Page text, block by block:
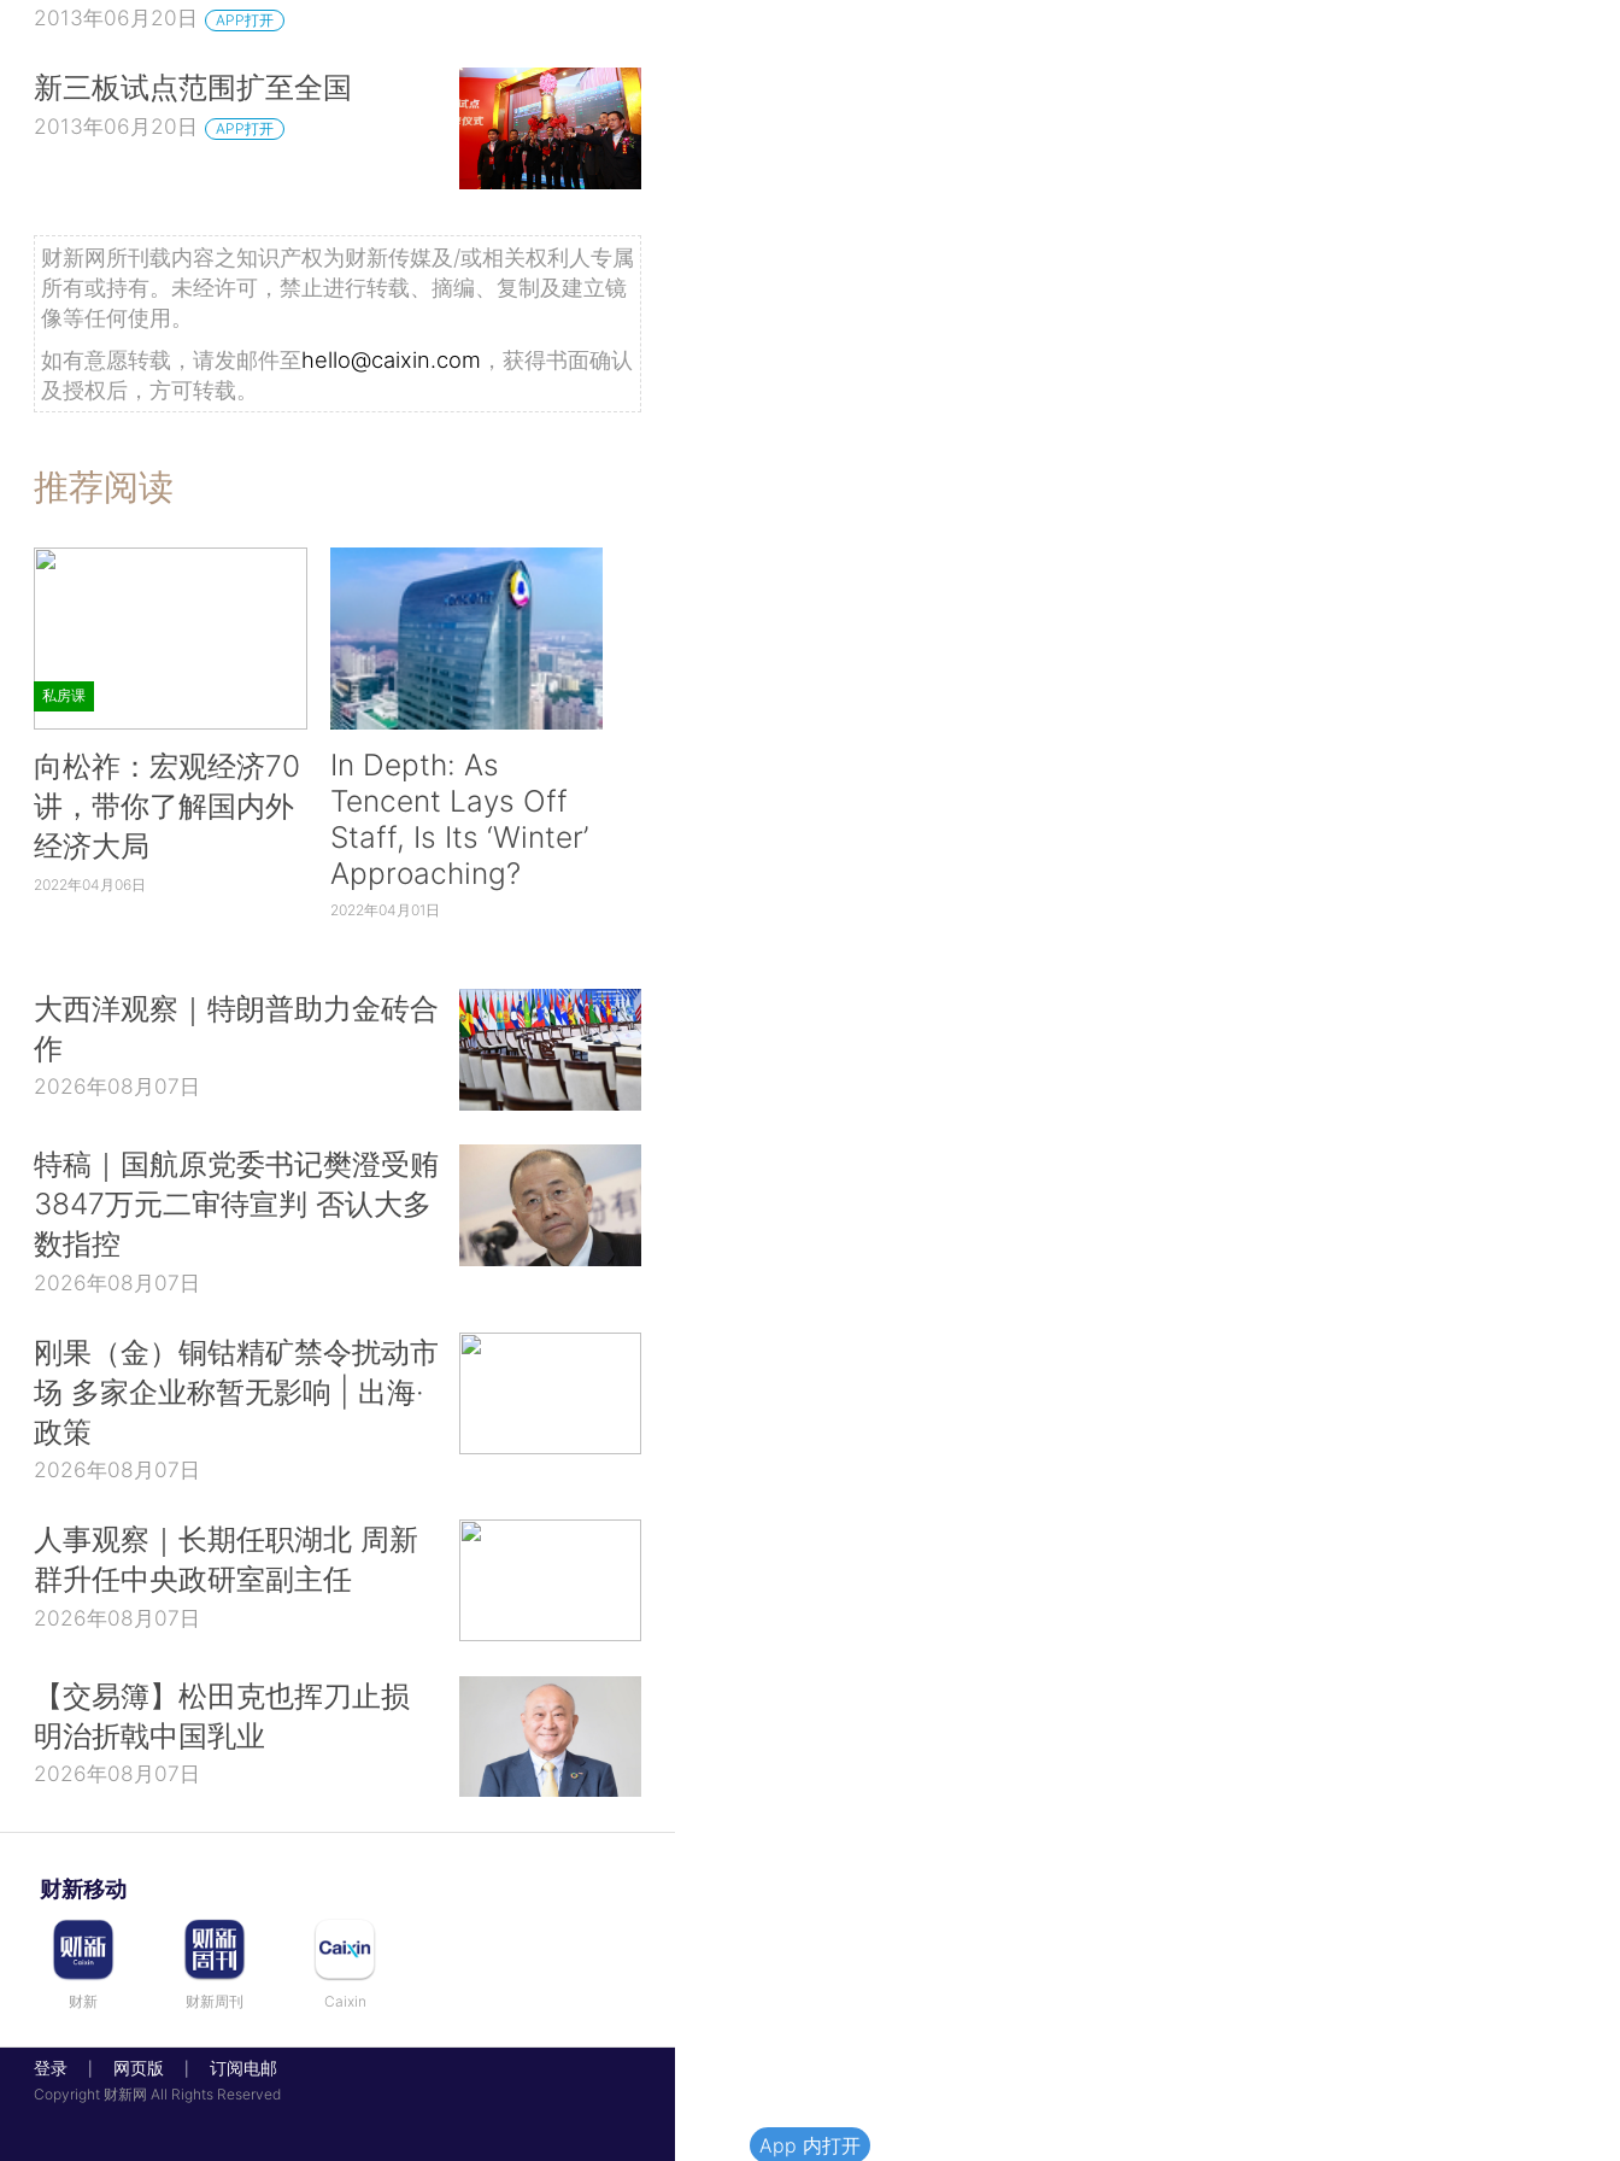
2013年06月20日 APP打开
新三板试点范围扩至全国
2013年06月20日 APP打开
财新网所刊载内容之知识产权为财新传媒及/或相关权利人专属
所有或持有。未经许可，禁止进行转载、摘编、复制及建立镜
像等任何使用。
如有意愿转载，请发邮件至hello@caixin.com ，获得书面确认
及授权后，方可转载。
推荐阅读
私房课
向松祚：宏观经济70
讲，带你了解国内外
经济大局
2022年04月06日
In Depth: As
Tencent Lays Off
Staff, Is Its ‘Winter’
Approaching?
2022年04月01日
大西洋观察｜特朗普助力金砖合
作
2026年08月07日
特稿｜国航原党委书记樊澄受贿
3847万元二审待宣判 否认大多
数指控
2026年08月07日
刚果（金）铜钴精矿禁令扰动市
场 多家企业称暂无影响 | 出海·
政策
2026年08月07日
人事观察｜长期任职湖北 周新
群升任中央政研室副主任
2026年08月07日
【交易簿】松田克也挥刀止损
明治折戟中国乳业
2026年08月07日
财新移动
财新 财新周刊 Caixin
登录 网页版 订阅电邮
Copyright 财新网 All Rights Reserved
App 内打开